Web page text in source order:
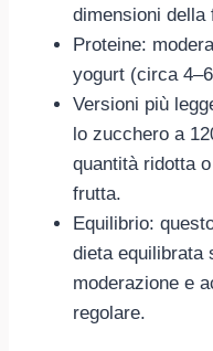
dimensioni della
Proteine:
yogurt (circa
Versioni più
lo zucchero a
quantità ridotta
frutta.
Equilibrio:
dieta equilibrata
moderazione e
regolare.